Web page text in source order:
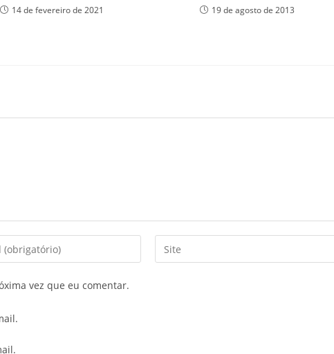
14 de fevereiro de 2021 19 de agosto de 2013
vez que eu comentar.